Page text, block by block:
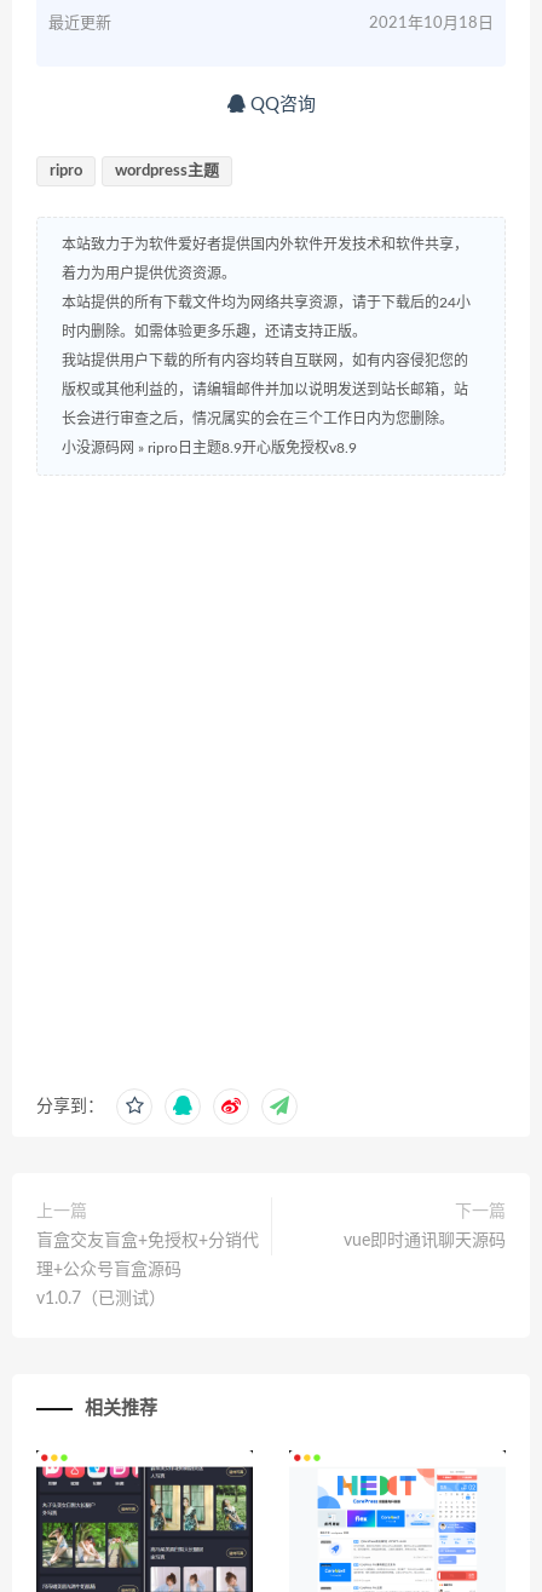
最近更新 2021年10月18日
QQ咨询
ripro wordpress主题
本站致力于为软件爱好者提供国内外软件开发技术和软件共享，
着力为用户提供优资资源。
本站提供的所有下载文件均为网络共享资源，请于下载后的24小
时内删除。如需体验更多乐趣，还请支持正版。
我站提供用户下载的所有内容均转自互联网，如有内容侵犯您的
版权或其他利益的，请编辑邮件并加以说明发送到站长邮箱，站
长会进行审查之后，情况属实的会在三个工作日内为您删除。
小没源码网 » ripro日主题8.9开心版免授权v8.9
分享到：
上一篇
盲盒交友盲盒+免授权+分销代
理+公众号盲盒源码
v1.0.7（已测试）
下一篇
vue即时通讯聊天源码
相关推荐